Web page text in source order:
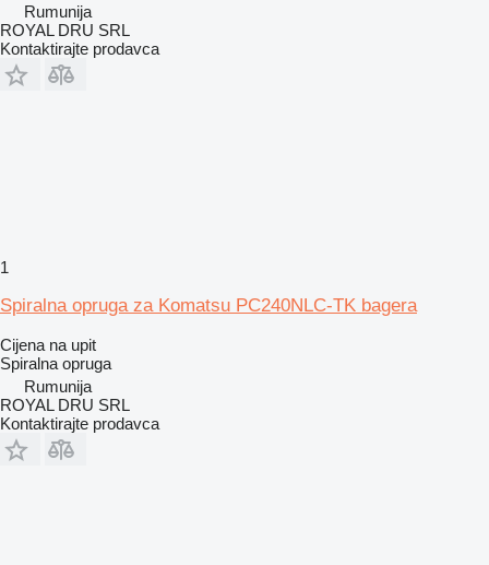
Rumunija
ROYAL DRU SRL
Kontaktirajte prodavca
1
Spiralna opruga za Komatsu PC240NLC-TK bagera
Cijena na upit
Spiralna opruga
Rumunija
ROYAL DRU SRL
Kontaktirajte prodavca